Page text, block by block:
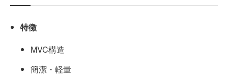
特徴
MVC構造
簡潔・軽量